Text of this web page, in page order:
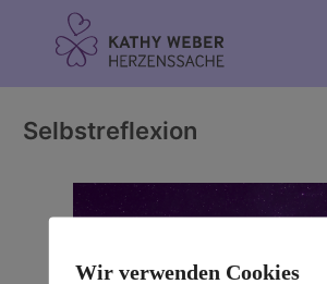
Selbstreflexion
Wir verwenden Cookies